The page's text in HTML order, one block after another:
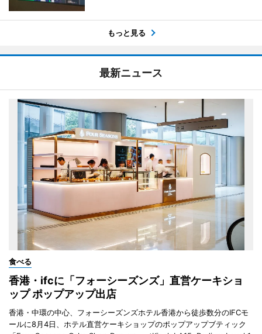
もっと見る
最新ニュース
食べる
香港・ifcに「フォーシーズンズ」直営ケーキショ
ップ ポップアップ出店
香港・中環の中心、フォーシーズンズホテル香港から徒歩数分のIFCモ
ールに8月4日、ホテル直営ケーキショップのポップアップブティック